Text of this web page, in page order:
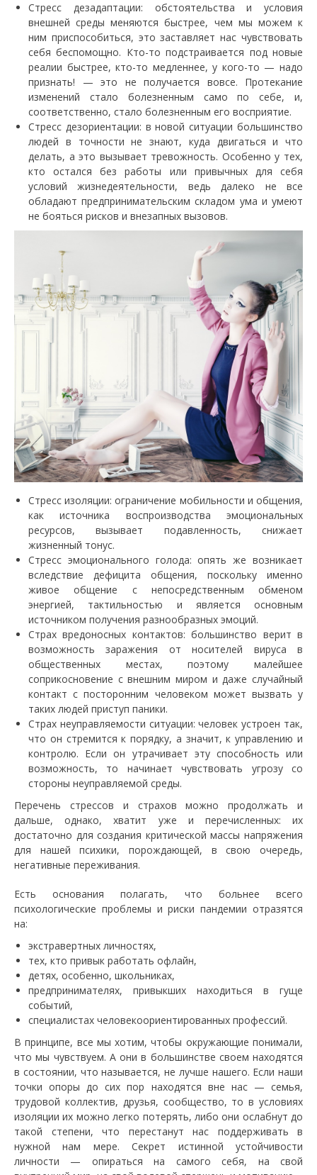
Стресс дезадаптации: обстоятельства и условия
внешней среды меняются быстрее, чем мы можем к
ним приспособиться, это заставляет нас чувствовать
себя беспомощно. Кто-то подстраивается под новые
реалии быстрее, кто-то медленнее, у кого-то — надо
признать! — это не получается вовсе. Протекание
изменений стало болезненным само по себе, и,
соответственно, стало болезненным его восприятие.
Стресс дезориентации: в новой ситуации большинство
людей в точности не знают, куда двигаться и что
делать, а это вызывает тревожность. Особенно у тех,
кто остался без работы или привычных для себя
условий жизнедеятельности, ведь далеко не все
обладают предпринимательским складом ума и умеют
не бояться рисков и внезапных вызовов.
Стресс изоляции: ограничение мобильности и общения,
как источника воспроизводства эмоциональных
ресурсов, вызывает подавленность, снижает
жизненный тонус.
Стресс эмоционального голода: опять же возникает
вследствие дефицита общения, поскольку именно
живое общение с непосредственным обменом
энергией, тактильностью и является основным
источником получения разнообразных эмоций.
Страх вредоносных контактов: большинство верит в
возможность заражения от носителей вируса в
общественных местах, поэтому малейшее
соприкосновение с внешним миром и даже случайный
контакт с посторонним человеком может вызвать у
таких людей приступ паники.
Страх неуправляемости ситуации: человек устроен так,
что он стремится к порядку, а значит, к управлению и
контролю. Если он утрачивает эту способность или
возможность, то начинает чувствовать угрозу со
стороны неуправляемой среды.
Перечень стрессов и страхов можно продолжать и
дальше, однако, хватит уже и перечисленных: их
достаточно для создания критической массы напряжения
для нашей психики, порождающей, в свою очередь,
негативные переживания.
Есть основания полагать, что больнее всего
психологические проблемы и риски пандемии отразятся
на:
экстравертных личностях,
тех, кто привык работать офлайн,
детях, особенно, школьниках,
предпринимателях, привыкших находиться в гуще
событий,
специалистах человекоориентированных профессий.
В принципе, все мы хотим, чтобы окружающие понимали,
что мы чувствуем. А они в большинстве своем находятся
в состоянии, что называется, не лучше нашего. Если наши
точки опоры до сих пор находятся вне нас — семья,
трудовой коллектив, друзья, сообщество, то в условиях
изоляции их можно легко потерять, либо они ослабнут до
такой степени, что перестанут нас поддерживать в
нужной нам мере. Секрет истинной устойчивости
личности — опираться на самого себя, на свой